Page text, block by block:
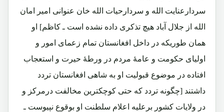
سردارعنایت الله و سردارحیات الله خان عنوانی امیر امان
الله از جلال آباد هیچ تذکری داده نشده است ـ کاظم] او
همان طوریکه در داخل افغانستان تمام زعمای امور و
اولیای حکومت و عامۀ مردم در ورطۀ حیرت و استعجاب
افتاده در موضوع قبولیت او به شاهی افغانستان تردد
داشتند [چگونه تردد که حتی کوچکترین مخالفت درمرکز و
در ولایات کشور برعلیه اعلام سلطنت او بوقوع نپیوست ـ